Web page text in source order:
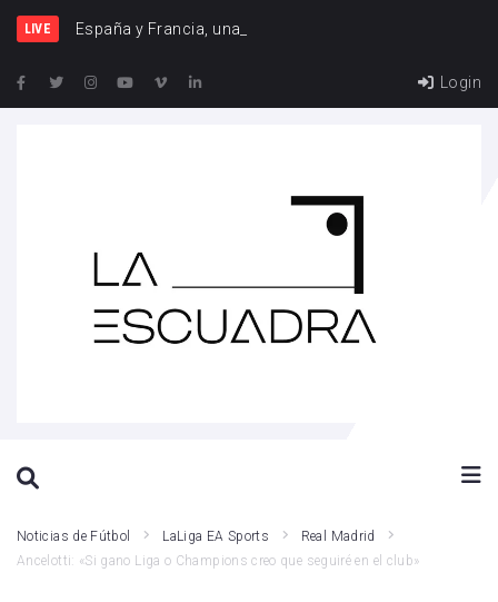
LIVE España y Francia, una rivalidad que
Login
Noticias de Fútbol LaLiga EA Sports
Real Madrid
Ancelotti: «Si gano Liga o Champions creo que seguiré en el club»